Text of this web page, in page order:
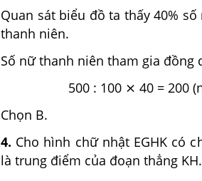
Quan sát biểu đồ ta thấy 40%
thanh niên.
Số nữ thanh niên tham gia đồng
500 : 100 ⨯ 40 = 200
Chọn B.
4. Cho hình chữ nhật EGHK có
là trung điểm của đoạn thẳng KH.